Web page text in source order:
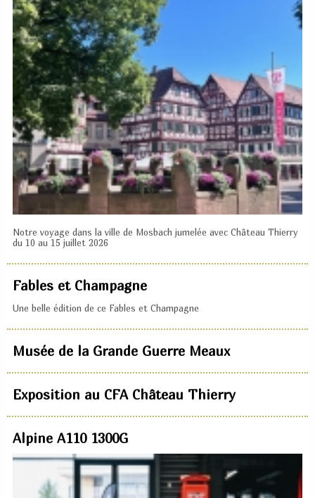
Notre voyage dans la ville de Mosbach jumelée avec Château Thierry
du 10 au 15 juillet 2026
Fables et Champagne
Une belle édition de ce Fables et Champagne
Musée de la Grande Guerre Meaux
Exposition au CFA Château Thierry
Alpine A110 1300G